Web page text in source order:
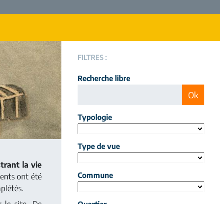
la vie
ont été
FILTRES :
Recherche libre
Typologie
Type de vue
Commune